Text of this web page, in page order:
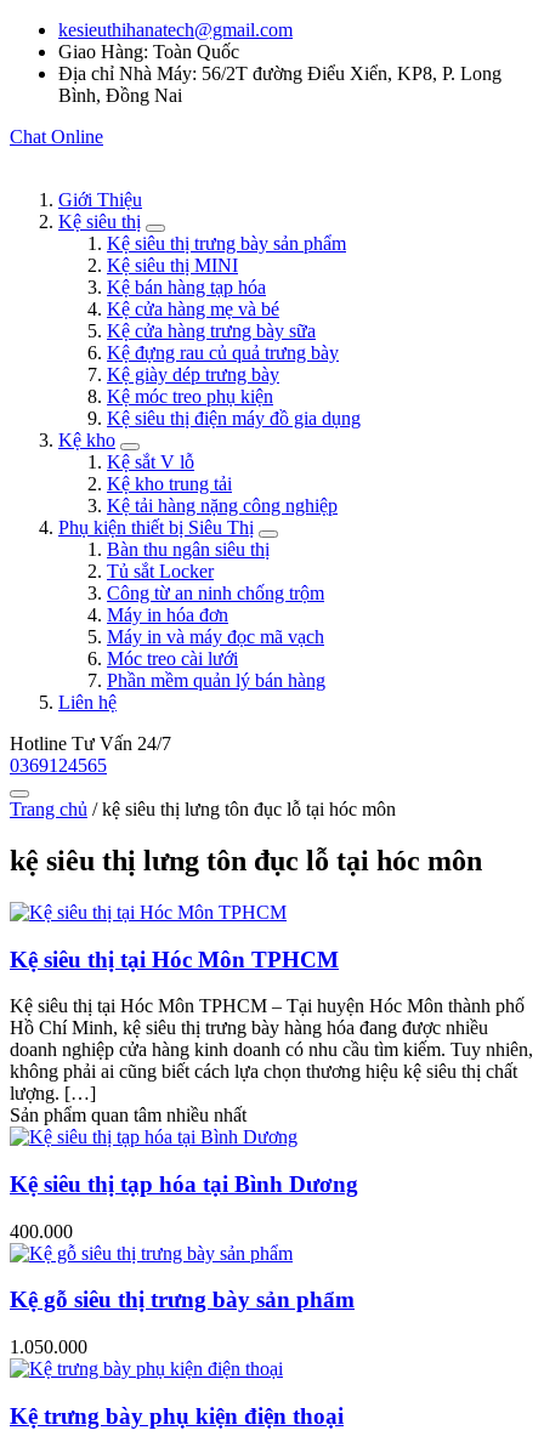
kesieuthihanatech@gmail.com
Giao Hàng: Toàn Quốc
Địa chỉ Nhà Máy: 56/2T đường Điểu Xiển, KP8, P. Long
Bình, Đồng Nai
Chat Online
Giới Thiệu
Kệ siêu thị
Kệ siêu thị trưng bày sản phẩm
Kệ siêu thị MINI
Kệ bán hàng tạp hóa
Kệ cửa hàng mẹ và bé
Kệ cửa hàng trưng bày sữa
Kệ đựng rau củ quả trưng bày
Kệ giày dép trưng bày
Kệ móc treo phụ kiện
Kệ siêu thị điện máy đồ gia dụng
Kệ kho
Kệ sắt V lỗ
Kệ kho trung tải
Kệ tải hàng nặng công nghiệp
Phụ kiện thiết bị Siêu Thị
Bàn thu ngân siêu thị
Tủ sắt Locker
Công từ an ninh chống trộm
Máy in hóa đơn
Máy in và máy đọc mã vạch
Móc treo cài lưới
Phần mềm quản lý bán hàng
Liên hệ
Hotline Tư Vấn 24/7
0369124565
Trang chủ /kệ siêu thị lưng tôn đục lỗ tại hóc môn
kệ siêu thị lưng tôn đục lỗ tại hóc môn
Kệ siêu thị tại Hóc Môn TPHCM
Kệ siêu thị tại Hóc Môn TPHCM – Tại huyện Hóc Môn thành phố
Hồ Chí Minh, kệ siêu thị trưng bày hàng hóa đang được nhiều
doanh nghiệp cửa hàng kinh doanh có nhu cầu tìm kiếm. Tuy nhiên,
không phải ai cũng biết cách lựa chọn thương hiệu kệ siêu thị chất
lượng. […]
Sản phẩm quan tâm nhiều nhất
Kệ siêu thị tạp hóa tại Bình Dương
400.000
Kệ gỗ siêu thị trưng bày sản phẩm
1.050.000
Kệ trưng bày phụ kiện điện thoại